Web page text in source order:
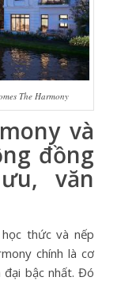
The Harmony
và
đồng
văn
thức và nếp
chính là cơ
bậc nhất. Đó